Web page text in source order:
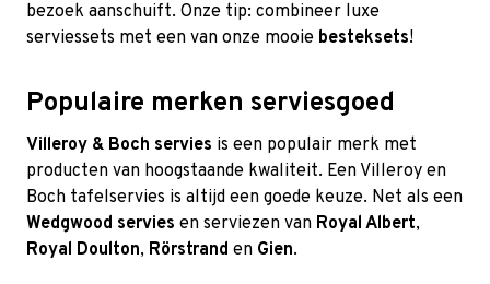
bezoek aanschuift. Onze tip: combineer luxe
serviessets met een van onze mooie besteksets!
Populaire merken serviesgoed
Villeroy & Boch servies is een populair merk met
producten van hoogstaande kwaliteit. Een Villeroy en
Boch tafelservies is altijd een goede keuze. Net als een
Wedgwood servies en serviezen van Royal Albert,
Royal Doulton, Rörstrand en Gien.